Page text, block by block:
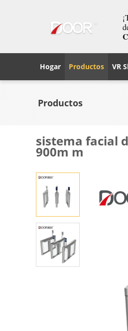
Hogar Productos VR
Productos
sistema facial
900m m